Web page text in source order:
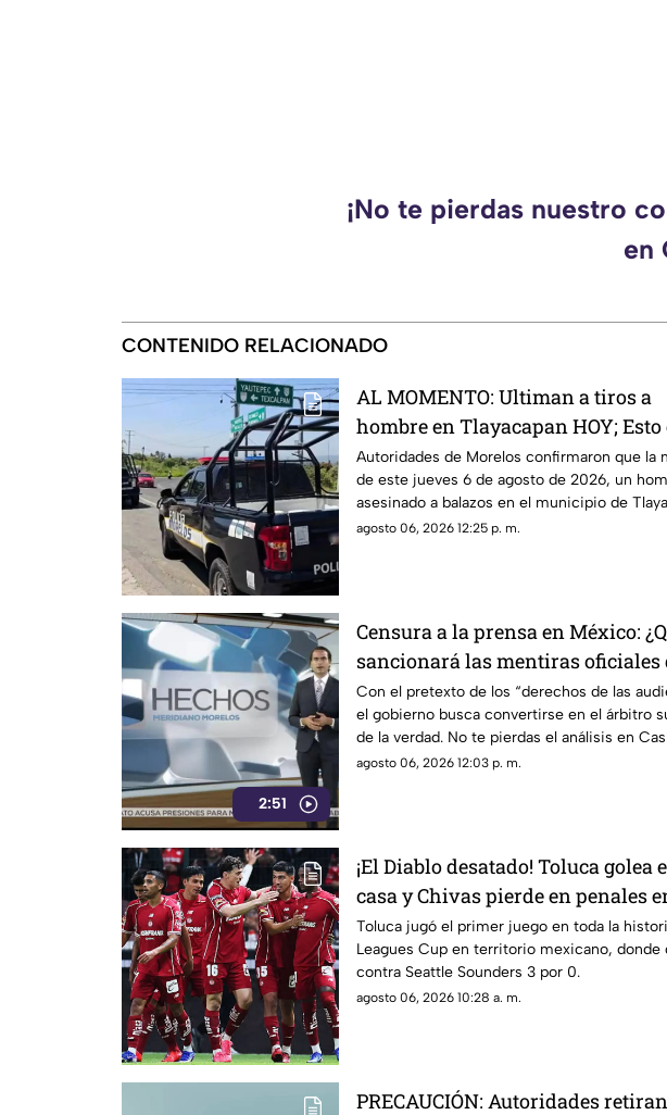
¡No te pierdas nuestro
en
CONTENIDO RELACIONADO
AL MOMENTO: Ultiman a tiros a
hombre en Tlayacapan HOY; Esto
que se sabe
Autoridades de Morelos confirmaron que la
de este jueves 6 de agosto de 2026, un
asesinado a balazos en el municipio de
agosto 06, 2026 12:25 p. m.
2:51
Censura a la prensa en México:
sancionará las mentiras oficiales
gobierno?
Con el pretexto de los “derechos de las
el gobierno busca convertirse en el árbitro
de la verdad. No te pierdas el análisis en
agosto 06, 2026 12:03 p. m.
¡El Diablo desatado! Toluca golea
casa y Chivas pierde en penales
Jornada 1 de la Leagues Cup 2026
Toluca jugó el primer juego en toda la
Leagues Cup en territorio mexicano, donde
contra Seattle Sounders 3 por 0.
agosto 06, 2026 10:28 a. m.
PRECAUCIÓN: Autoridades